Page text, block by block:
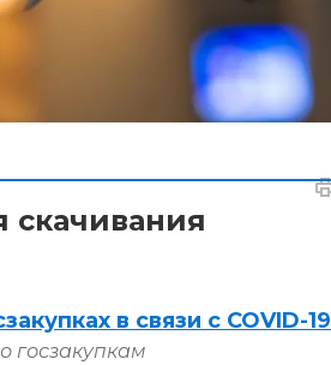
в связи с COVID-19
госзакупкам